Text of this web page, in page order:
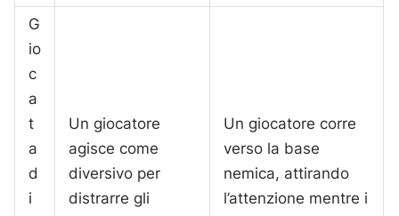
G
io
c
a
t
a
d
i
Un giocatore
agisce come
diversivo per
distrarre gli
Un giocatore corre
verso la base
nemica, attirando
l’attenzione mentre i